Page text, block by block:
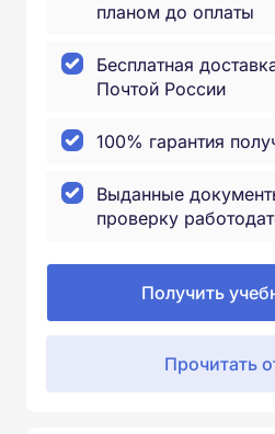
планом до оплаты
Бесплатная
Почтой России
100% гарантия
Выданные
проверку
Получить
Прочитать